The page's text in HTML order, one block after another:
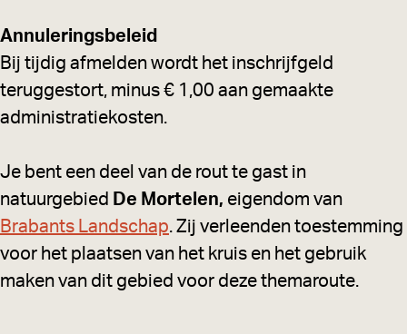
Annuleringsbeleid
Bij tijdig afmelden wordt het inschrijfgeld
teruggestort, minus € 1,00 aan gemaakte
administratiekosten.
Je bent een deel van de rout te gast in
natuurgebied De Mortelen, eigendom van
Brabants Landschap. Zij verleenden toestemming
voor het plaatsen van het kruis en het gebruik
maken van dit gebied voor deze themaroute.